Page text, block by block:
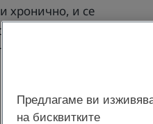
хронично, и се
под влиянието
и
Предлагаме ви
на бисквитките